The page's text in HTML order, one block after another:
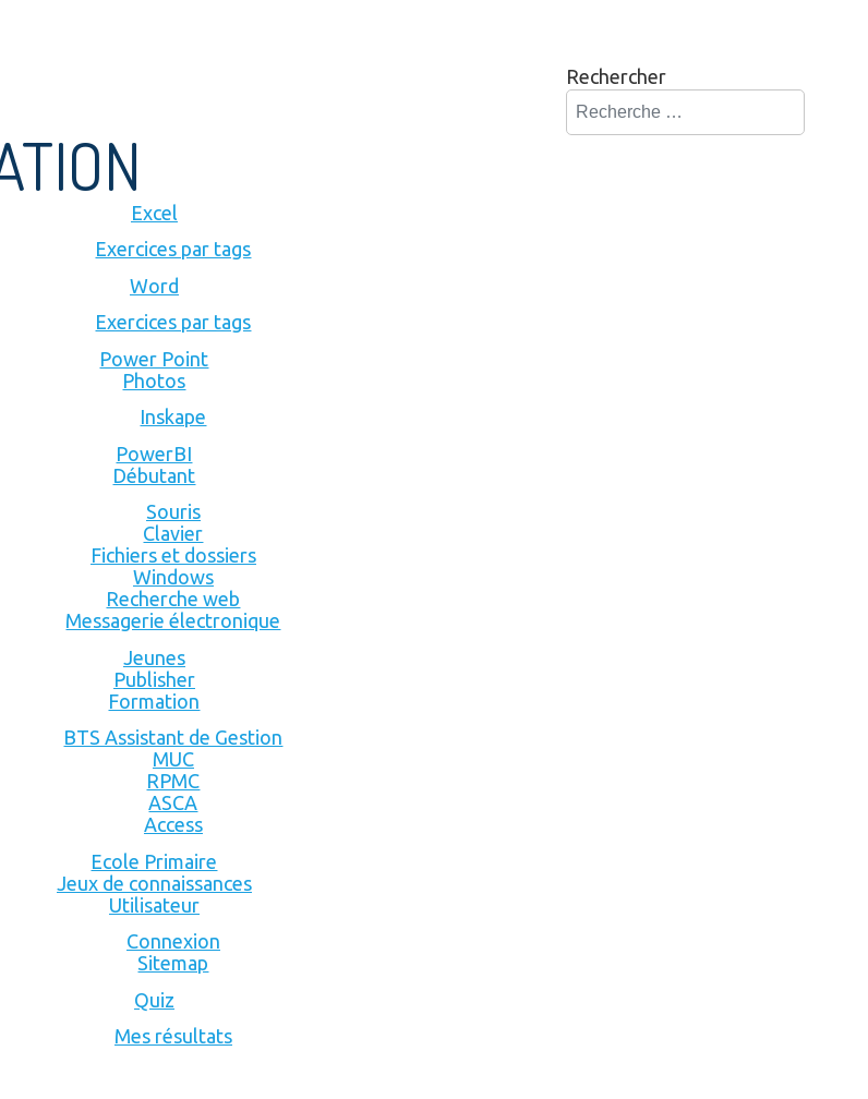
Rechercher
Excel
Exercices par tags
Word
Exercices par tags
Power Point
Photos
Inskape
PowerBI
Débutant
Souris
Clavier
Fichiers et dossiers
Windows
Recherche web
Messagerie électronique
Jeunes
Publisher
Formation
BTS Assistant de Gestion
MUC
RPMC
ASCA
Access
Ecole Primaire
Jeux de connaissances
Utilisateur
Connexion
Sitemap
Quiz
Mes résultats